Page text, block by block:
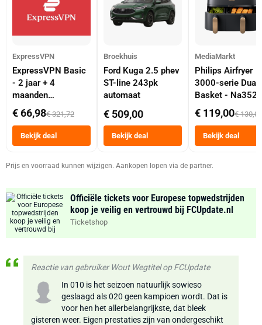
ExpressVPN
ExpressVPN Basic
- 2 jaar + 4
maanden
abonnement
€ 66,98€ 321,72
Bekijk deal
Broekhuis
Ford Kuga 2.5 phev
ST-line 243pk
automaat
€ 509,00
Bekijk deal
MediaMarkt
Philips Airfryer
3000-serie Dual
Basket -
Dubbele Mand 9
Tot 6 Personen
Heteluchtfriteuse
Zwart
€ 119,00€ 130,00
Bekijk deal
Prijs en voorraad kunnen wijzigen. Aankopen lopen via de partner.
Officiële tickets voor Europese topwedstrijden
koop je veilig en vertrouwd bij FCUpdate.nl
Ticketshop
Reactie van gebruiker Wout Wegtitel op FCUpdate
In 010 is het seizoen natuurlijk sowieso
geslaagd als 020 geen kampioen wordt. Dat is
voor hen het allerbelangrijkste, dat bleek
gisteren weer. Eigen prestaties zijn van ondergeschikt